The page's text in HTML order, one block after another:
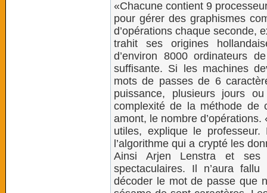
«Chacune contient 9
pour gérer des graphismes
d’opérations chaque seconde,
trahit ses origines
d’environ 8000 ordinateurs
suffisante. Si les machines
mots de passes de 6
puissance, plusieurs jours
complexité de la méthode de
amont, le nombre
utiles, explique le
l’algorithme qui a crypté les
Ainsi Arjen Lenstra et ses
spectaculaires. Il n’aura
décoder le mot de passe que